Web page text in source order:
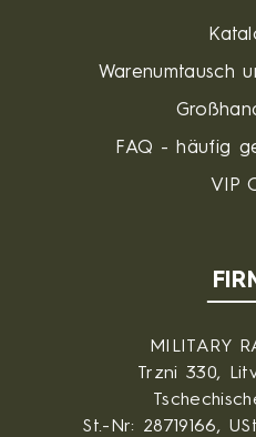
Warenumtausch
FAQ - häufig
VIP
MILITARY
Trzni 330,
St.-Nr: 28719166,